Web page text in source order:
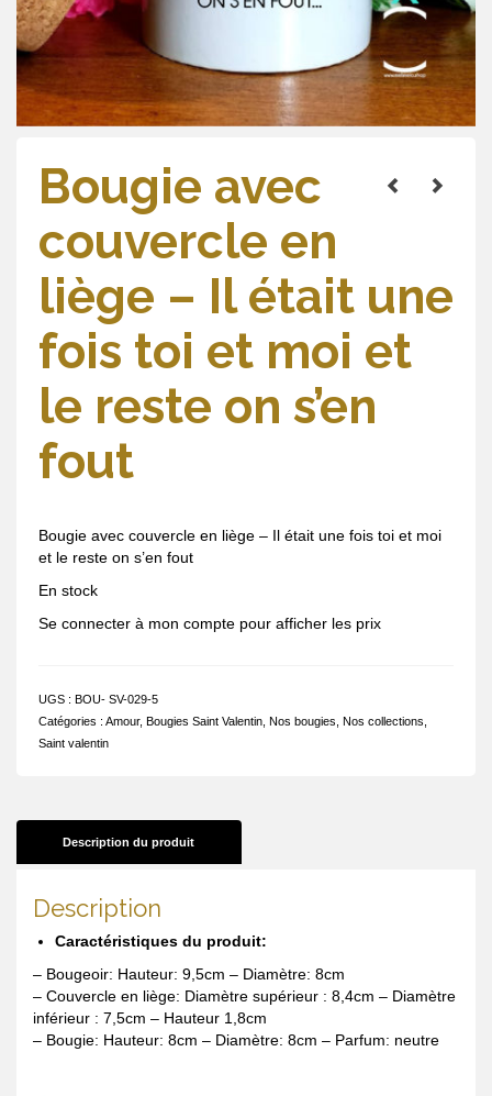
Bougie avec
couvercle en
liège – Il était une
fois toi et moi et
le reste on s’en
fout
Bougie avec couvercle en liège – Il était une fois toi et moi
et le reste on s’en fout
En stock
Se connecter à mon compte pour afficher les prix
UGS : BOU- SV-029-5
Catégories : Amour, Bougies Saint Valentin Nos bougies Nos collections
Saint valentin
Description du produit
Description
Caractéristiques du produit:
– Bougeoir: Hauteur: 9,5cm – Diamètre: 8cm
– Couvercle en liège: Diamètre supérieur : 8,4cm – Diamètre
inférieur : 7,5cm – Hauteur 1,8cm
– Bougie: Hauteur: 8cm – Diamètre: 8cm – Parfum: neutre